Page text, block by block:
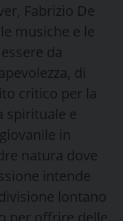
Fabrizio De
musiche e le
da
di
critico per la
spirituale e
in
natura dove
intende
lontano
per offrire delle